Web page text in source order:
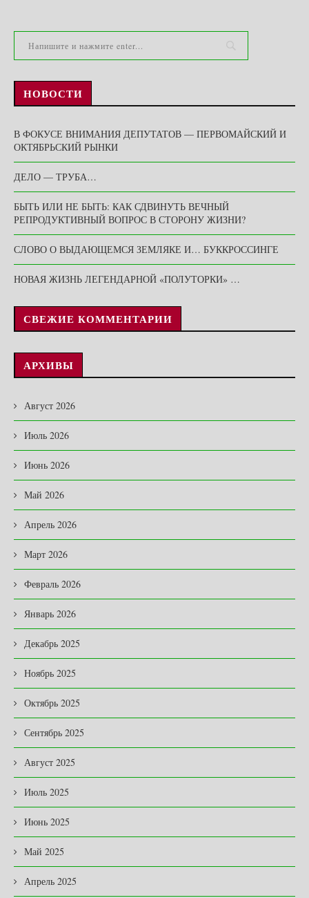
НОВОСТИ
В ФОКУСЕ ВНИМАНИЯ ДЕПУТАТОВ — ПЕРВОМАЙСКИЙ И
ОКТЯБРЬСКИЙ РЫНКИ
ДЕЛО — ТРУБА…
БЫТЬ ИЛИ НЕ БЫТЬ: КАК СДВИНУТЬ ВЕЧНЫЙ
РЕПРОДУКТИВНЫЙ ВОПРОС В СТОРОНУ ЖИЗНИ?
СЛОВО О ВЫДАЮЩЕМСЯ ЗЕМЛЯКЕ И… БУККРОССИНГЕ
НОВАЯ ЖИЗНЬ ЛЕГЕНДАРНОЙ «ПОЛУТОРКИ» …
СВЕЖИЕ КОММЕНТАРИИ
АРХИВЫ
Август 2026
Июль 2026
Июнь 2026
Май 2026
Апрель 2026
Март 2026
Февраль 2026
Январь 2026
Декабрь 2025
Ноябрь 2025
Октябрь 2025
Сентябрь 2025
Август 2025
Июль 2025
Июнь 2025
Май 2025
Апрель 2025